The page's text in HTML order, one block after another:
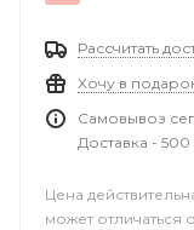
Рассчитать
Хочу в
Самовывоз
Доставка - 500
Цена
может отличаться